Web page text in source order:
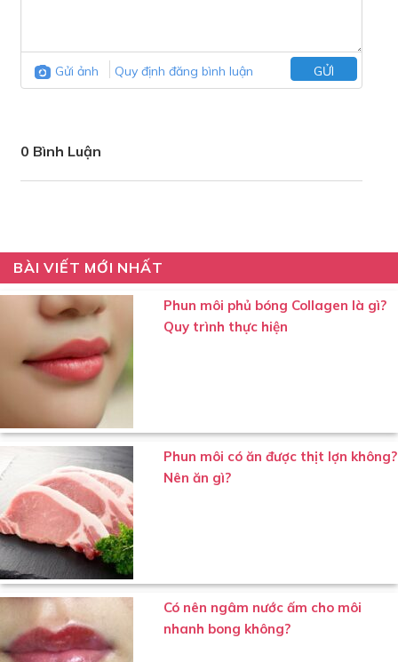
Gửi ảnh Quy định đăng bình luận GỬI
0 Bình Luận
BÀI VIẾT MỚI NHẤT
Phun môi phủ bóng Collagen là gì?
Quy trình thực hiện
Phun môi có ăn được thịt lợn không?
Nên ăn gì?
Có nên ngâm nước ấm cho môi
nhanh bong không?